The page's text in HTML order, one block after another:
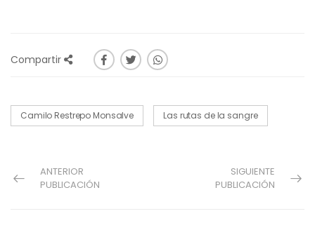
Compartir
Camilo Restrepo Monsalve Las rutas de la sangre
ANTERIOR
PUBLICACIÓN
SIGUIENTE
PUBLICACIÓN